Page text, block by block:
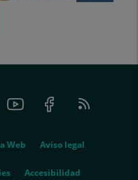
Youtube FacebookFeed
RSS
Web Aviso legal
Accesibilidad